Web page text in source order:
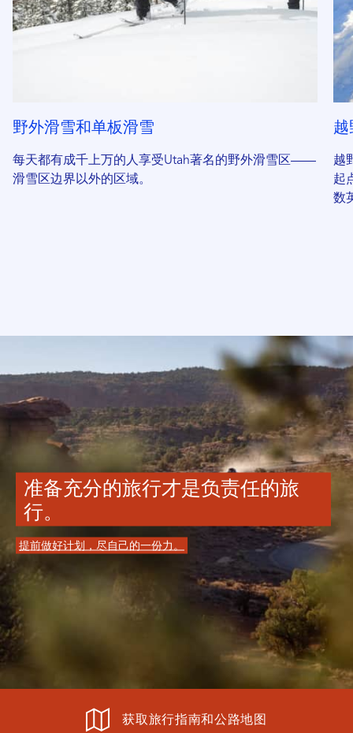
野外滑雪和单板滑雪
每天都有成千上万的人享受Utah著名的野外滑雪区——
滑雪区边界以外的区域。
越
起
数
准备充分的旅行才是负责任的旅
行。
提前做好计划，尽自己的一份力。
获取旅行指南和公路地图